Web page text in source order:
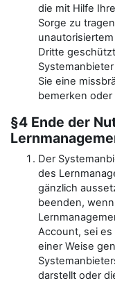
die mit Hilfe
Sorge zu
Dritte
Sie eine
bemerken
§4 Ende der
Der
des
gänzlich
beenden,
Account, sei
einer Weise
darstellt oder